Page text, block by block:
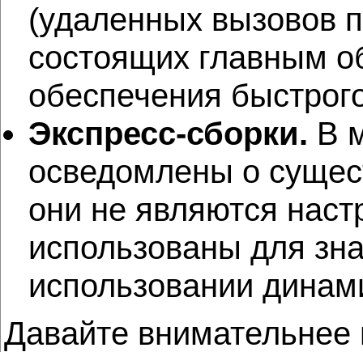
(удаленных вызовов
состоящих главным
обеспечения
Экспресс-сборки. В
осведомлены о
они не являются
использованы для
использовании
Давайте